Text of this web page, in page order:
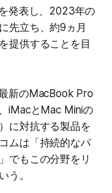
発表し、2023年の
先立ち、約9ヵ月
提供することを目
新のMacBook Pro
iMacとMac Miniの
に対抗する製品を
ムは「持続的なパ
でもこの分野をリ
う。